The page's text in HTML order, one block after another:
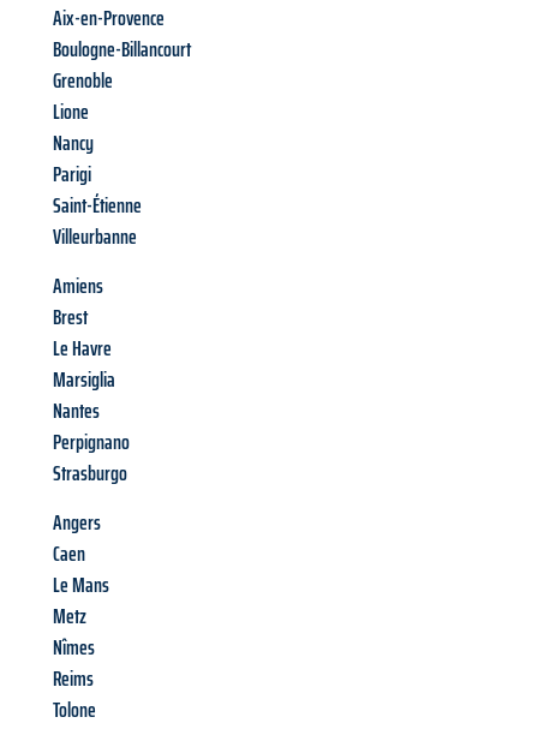
Aix-en-Provence
Boulogne-Billancourt
Grenoble
Lione
Nancy
Parigi
Saint-Étienne
Villeurbanne
Amiens
Brest
Le Havre
Marsiglia
Nantes
Perpignano
Strasburgo
Angers
Caen
Le Mans
Metz
Nîmes
Reims
Tolone